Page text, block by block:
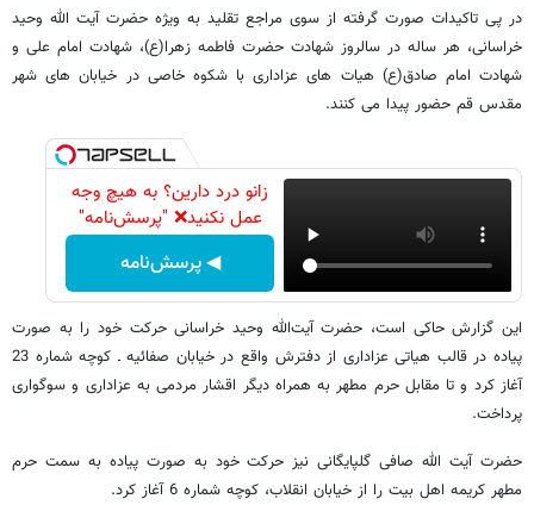
در پی تاکیدات صورت گرفته از سوی مراجع تقلید به ویژه حضرت آیت الله وحید
خراسانی، هر ساله در سالروز شهادت حضرت فاطمه زهرا(ع)، شهادت امام علی و
شهادت امام صادق(ع) هیات های عزاداری با شکوه خاصی در خیابان های شهر
مقدس قم حضور پیدا می کنند.
زانو درد دارین؟ به هیچ وجه
عمل نکنید❌ "پرسش‌نامه"
◀ پرسش‌نامه
این گزارش حاکی است، حضرت آیت‌الله وحید خراسانی حرکت خود را به صورت
پیاده در قالب هیاتی عزاداری از دفترش واقع در خیابان صفائیه ـ کوچه شماره 23
آغاز کرد و تا مقابل حرم مطهر به همراه دیگر اقشار مردمی به عزاداری و سوگواری
پرداخت.
حضرت آیت الله صافی گلپایگانی نیز حرکت خود به صورت پیاده به سمت حرم
مطهر کریمه اهل بیت را از خیابان انقلاب، کوچه شماره 6 آغاز کرد.